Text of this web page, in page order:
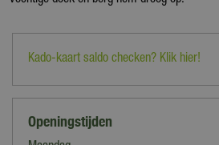
Kado-kaart saldo checken? Klik hier!
Openingstijden